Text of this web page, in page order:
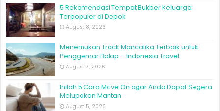
5 Rekomendasi Tempat Bukber Keluarga
Terpopuler di Depok
August 8, 2026
Menemukan Track Mandalika Terbaik untuk
Penggemar Balap – Indonesia Travel
August 7, 2026
Inilah 5 Cara Move On agar Anda Dapat Segera
Melupakan Mantan
August 5, 2026